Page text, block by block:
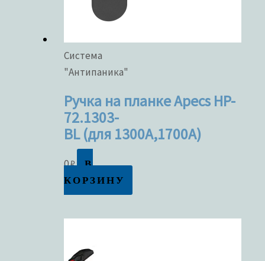
Система
"Антипаника"
Ручка на планке Apecs HP-
72.1303-
BL (для 1300A,1700A)
0₽
В
КОРЗИНУ